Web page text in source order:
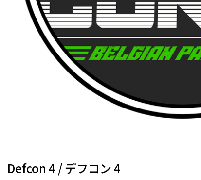
Defcon 4 / デフコン 4